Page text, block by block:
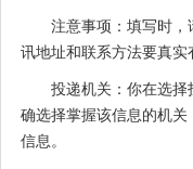
注意事项：填写时，
讯地址和联系方法要真实
投递机关：你在选择
确选择掌握该信息的机
信息。